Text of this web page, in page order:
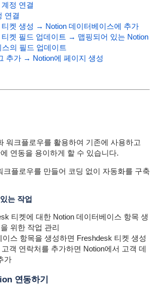
정 연결
연결
티켓 생성 → Notion 데이터베이스에 추가
티켓 필드 업데이트 → 맵핑되어 있는 Notion
의 필드 업데이트
추가 → Notion에 페이지 생성
워크플로우를 활용하여 기존에 사용하고
연동을 용이하게 할 수 있습니다.
크플로우를 만들어 코딩 없이 자동화를 구축
는 작업
티켓에 대한 Notion 데이터베이스 항목 생
위한 작업 관리
이스 항목을 생성하면 Freshdesk 티켓 생성
객 연락처를 추가하면 Notion에서 고객 데
가
연동하기